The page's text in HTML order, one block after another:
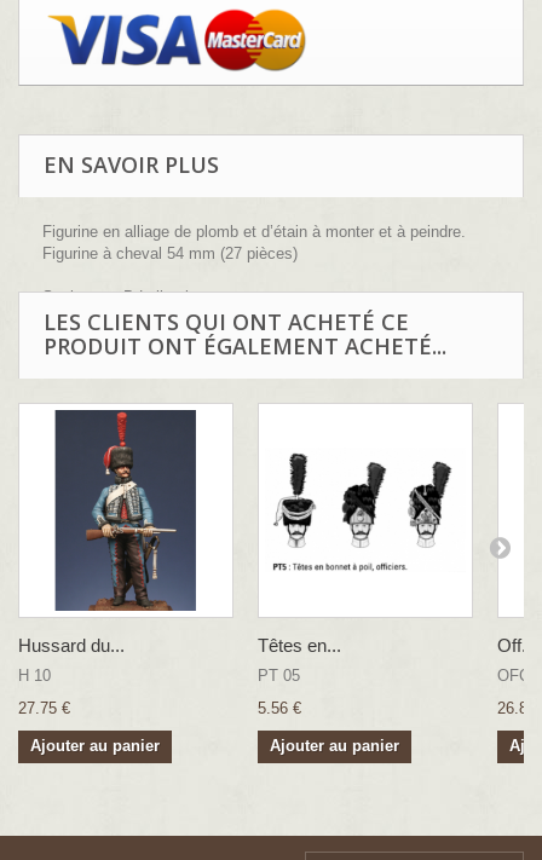
EN SAVOIR PLUS
Figurine en alliage de plomb et d’étain à monter et à peindre.
Figurine à cheval 54 mm (27 pièces)
Sculpture : B.Leibovitz
LES CLIENTS QUI ONT ACHETÉ CE
PRODUIT ONT ÉGALEMENT ACHETÉ...
Hussard du...
H 10
27.75 €
Ajouter au panier
Têtes en...
PT 05
5.56 €
Ajouter au panier
Off.
26.83